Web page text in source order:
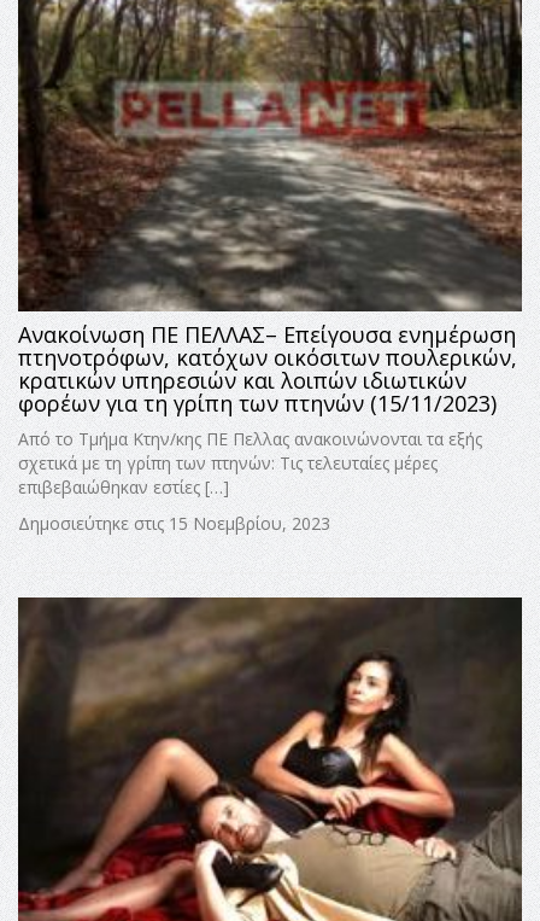
Ανακοίνωση ΠΕ ΠΕΛΛΑΣ– Επείγουσα ενημέρωση
πτηνοτρόφων, κατόχων οικόσιτων πουλερικών,
κρατικών υπηρεσιών και λοιπών ιδιωτικών
φορέων για τη γρίπη των πτηνών (15/11/2023)
Από το Τμήμα Κτην/κης ΠΕ Πελλας ανακοινώνονται τα εξής
σχετικά με τη γρίπη των πτηνών: Τις τελευταίες μέρες
επιβεβαιώθηκαν εστίες […]
Δημοσιεύτηκε στις 15 Νοεμβρίου, 2023